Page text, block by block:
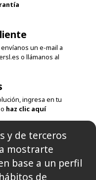
y de terceros
mostrarte
base a un perfil
de